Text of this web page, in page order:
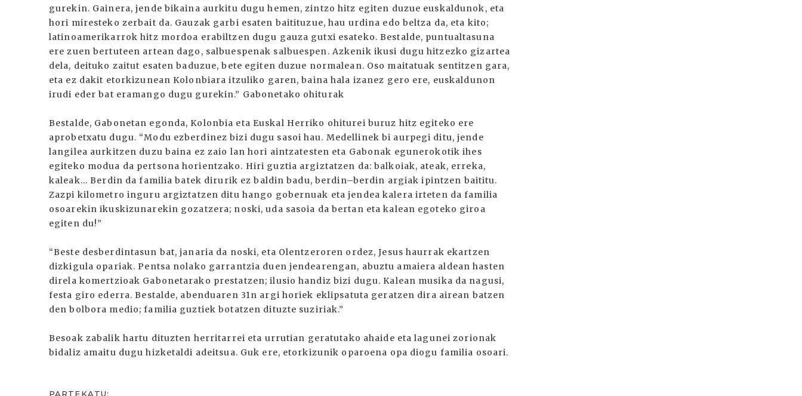
gurekin. Gainera, jende bikaina aurkitu dugu hemen, zintzo hitz egiten duzue euskaldunok, eta
hori miresteko zerbait da. Gauzak garbi esaten baitituzue, hau urdina edo beltza da, eta kito;
latinoamerikarrok hitz mordoa erabiltzen dugu gauza gutxi esateko. Bestalde, puntualtasuna
ere zuen bertuteen artean dago, salbuespenak salbuespen. Azkenik ikusi dugu hitzezko gizartea
dela, deituko zaitut esaten baduzue, bete egiten duzue normalean. Oso maitatuak sentitzen gara,
eta ez dakit etorkizunean Kolonbiara itzuliko garen, baina hala izanez gero ere, euskaldunon
irudi eder bat eramango dugu gurekin.” Gabonetako ohiturak
Bestalde, Gabonetan egonda, Kolonbia eta Euskal Herriko ohiturei buruz hitz egiteko ere
aprobetxatu dugu. “Modu ezberdinez bizi dugu sasoi hau. Medellinek bi aurpegi ditu, jende
langilea aurkitzen duzu baina ez zaio lan hori aintzatesten eta Gabonak egunerokotik ihes
egiteko modua da pertsona horientzako. Hiri guztia argiztatzen da: balkoiak, ateak, erreka,
kaleak... Berdin da familia batek dirurik ez baldin badu, berdin–berdin argiak ipintzen baititu.
Zazpi kilometro inguru argiztatzen ditu hango gobernuak eta jendea kalera irteten da familia
osoarekin ikuskizunarekin gozatzera; noski, uda sasoia da bertan eta kalean egoteko giroa
egiten du!”
“Beste desberdintasun bat, janaria da noski, eta Olentzeroren ordez, Jesus haurrak ekartzen
dizkigula opariak. Pentsa nolako garrantzia duen jendearengan, abuztu amaiera aldean hasten
direla komertzioak Gabonetarako prestatzen; ilusio handiz bizi dugu. Kalean musika da nagusi,
festa giro ederra. Bestalde, abenduaren 31n argi horiek eklipsatuta geratzen dira airean batzen
den bolbora medio; familia guztiek botatzen dituzte suziriak.”
Besoak zabalik hartu dituzten herritarrei eta urrutian geratutako ahaide eta lagunei zorionak
bidaliz amaitu dugu hizketaldi adeitsua. Guk ere, etorkizunik oparoena opa diogu familia osoari.